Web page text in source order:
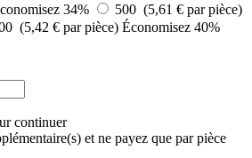
34%
500 (5,61 € par pièce)
(5,42 € par pièce) Économisez 40%
continuer
et ne payez que par pièce